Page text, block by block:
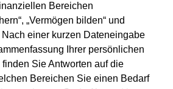
Bereichen
„Vermögen bilden“ und
Nach einer kurzen Dateneingabe
Ihrer persönlichen
Sie Antworten auf die
Bereichen Sie einen Bedarf